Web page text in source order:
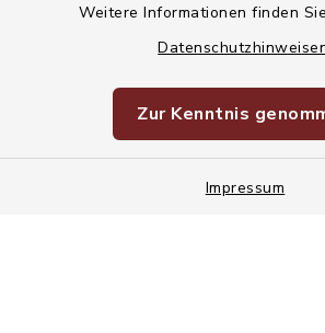
Weitere Informationen finden
Zur Kenntnis
Impressum
Datenschutz
Sitemap